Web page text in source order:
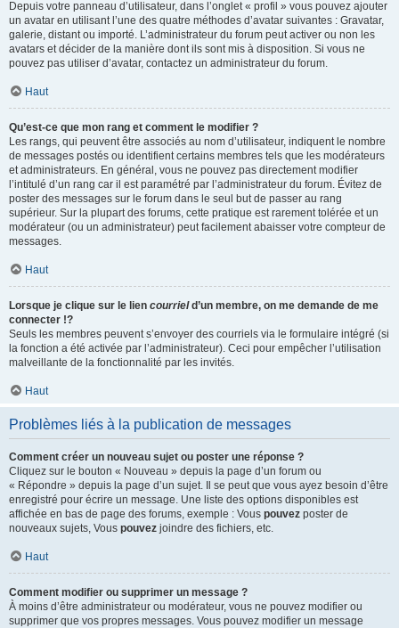
Depuis votre panneau d’utilisateur, dans l’onglet « profil » vous pouvez ajouter
un avatar en utilisant l’une des quatre méthodes d’avatar suivantes : Gravatar,
galerie, distant ou importé. L’administrateur du forum peut activer ou non les
avatars et décider de la manière dont ils sont mis à disposition. Si vous ne
pouvez pas utiliser d’avatar, contactez un administrateur du forum.
Haut
Qu’est-ce que mon rang et comment le modifier ?
Les rangs, qui peuvent être associés au nom d’utilisateur, indiquent le nombre
de messages postés ou identifient certains membres tels que les modérateurs
et administrateurs. En général, vous ne pouvez pas directement modifier
l’intitulé d’un rang car il est paramétré par l’administrateur du forum. Évitez de
poster des messages sur le forum dans le seul but de passer au rang
supérieur. Sur la plupart des forums, cette pratique est rarement tolérée et un
modérateur (ou un administrateur) peut facilement abaisser votre compteur de
messages.
Haut
Lorsque je clique sur le lien courrield’un membre, on me demande de me
connecter !?
Seuls les membres peuvent s’envoyer des courriels via le formulaire intégré (si
la fonction a été activée par l’administrateur). Ceci pour empêcher l’utilisation
malveillante de la fonctionnalité par les invités.
Haut
Problèmes liés à la publication de messages
Comment créer un nouveau sujet ou poster une réponse ?
Cliquez sur le bouton « Nouveau » depuis la page d’un forum ou
« Répondre » depuis la page d’un sujet. Il se peut que vous ayez besoin d’être
enregistré pour écrire un message. Une liste des options disponibles est
affichée en bas de page des forums, exemple : Vous pouvez poster de
nouveaux sujets, Vous pouvez joindre des fichiers, etc.
Haut
Comment modifier ou supprimer un message ?
À moins d’être administrateur ou modérateur, vous ne pouvez modifier ou
supprimer que vos propres messages. Vous pouvez modifier un message